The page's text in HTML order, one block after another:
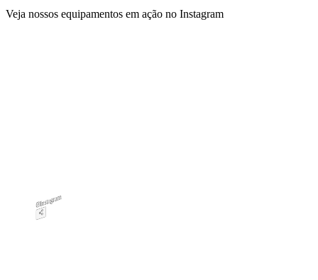
Veja nossos equipamentos em ação no Instagram
Instagram